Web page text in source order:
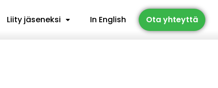
Liity jäseneksi In English Ota yhteyttä